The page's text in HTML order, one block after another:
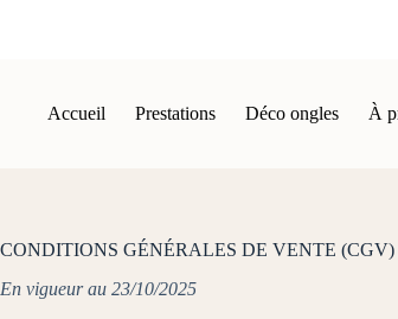
Accueil Prestations Déco ongles À
CONDITIONS GÉNÉRALES DE VENTE
En vigueur au 23/10/2025